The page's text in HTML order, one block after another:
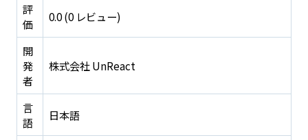
評
価
0.0 (0 レビュー)
開
発
者
株式会社 UnReact
言
語
日本語